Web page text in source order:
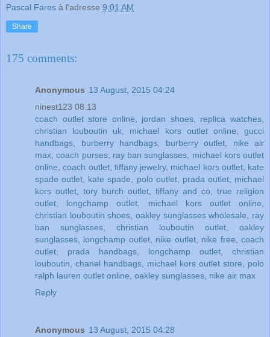
Pascal Fares à l'adresse 9:01 AM
Share
175 comments:
Anonymous 13 August, 2015 04:24
ninest123 08.13
coach outlet store online
jordan shoes, replica watches
christian louboutin uk
michael kors outlet online ,gucci
handbags
burberry handbags burberry outlet
nike air
max ,coach purses, ray ban sunglasses
michael kors outlet
online ,coach outlet, tiffany jewelry, michael kors outlet, kate
spade outlet
kate spade polo outlet, prada outlet, michael
kors outlet
tory burch outlet tiffany and co
true religion
outlet
longchamp outlet michael kors outlet online
christian louboutin shoes ,oakley sunglasses wholesale
ray
ban sunglasses
christian louboutin outlet
oakley
sunglasses
longchamp outlet, nike outlet, nike free ,coach
outlet
prada handbags longchamp outlet
christian
louboutin
chanel handbags michael kors outlet store
polo
ralph lauren outlet online oakley sunglasses nike air max
Reply
Anonymous 13 August, 2015 04:28